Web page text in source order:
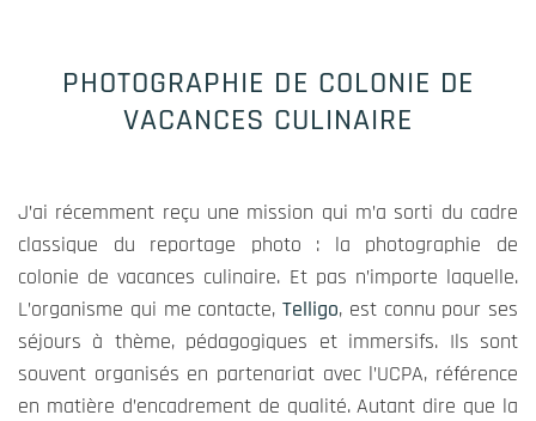
PHOTOGRAPHIE DE COLONIE DE
VACANCES CULINAIRE
J’ai récemment reçu une mission qui m’a sorti du cadre
classique du reportage photo : la photographie de
colonie de vacances culinaire. Et pas n’importe laquelle.
L’organisme qui me contacte, Telligo, est connu pour ses
séjours à thème, pédagogiques et immersifs. Ils sont
souvent organisés en partenariat avec l’UCPA, référence
en matière d’encadrement de qualité. Autant dire que la
Obligatoire
Ces cookies
ne sont pas
optionnels